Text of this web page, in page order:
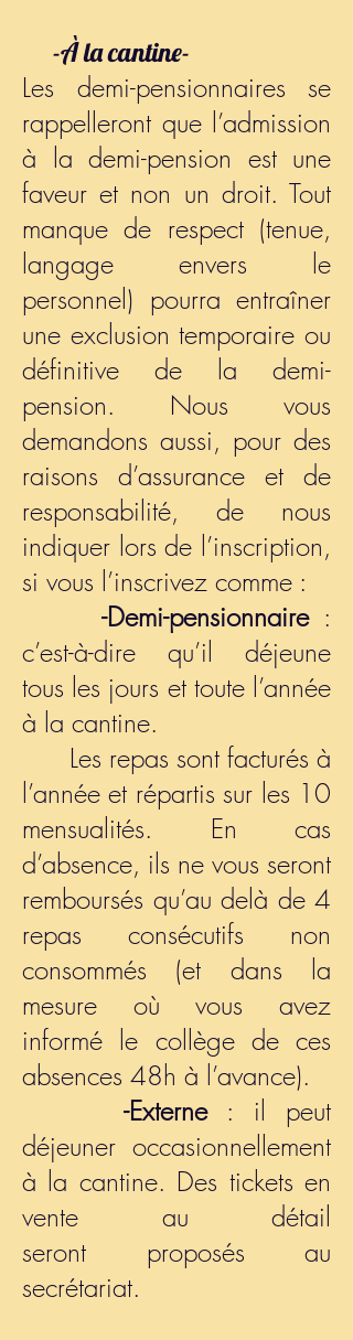
-À la cantine-
Les demi-pensionnaires se
rappelleront que l’admission
à la demi-pension est une
faveur et non un droit. Tout
manque de respect (tenue,
langage envers le
personnel) pourra entraîner
une exclusion temporaire ou
définitive de la demi-
pension. Nous vous
demandons aussi, pour des
raisons d’assurance et de
responsabilité, de nous
indiquer lors de l’inscription,
si vous l’inscrivez comme :
-Demi-pensionnaire:
c’est-à-dire qu’il déjeune
tous les jours et toute l’année
à la cantine.
Les repas sont facturés à
l’année et répartis sur les 10
mensualités. En cas
d’absence, ils ne vous seront
remboursés qu’au delà de 4
repas consécutifs non
consommés (et dans la
mesure où vous avez
informé le collège de ces
absences 48h à l’avance).
-Externe: il peut
déjeuner occasionnellement
à la cantine. Des tickets en
vente au détail
seront proposés au
secrétariat.